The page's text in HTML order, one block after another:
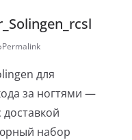
Permalink
для
за ногтями —
набор